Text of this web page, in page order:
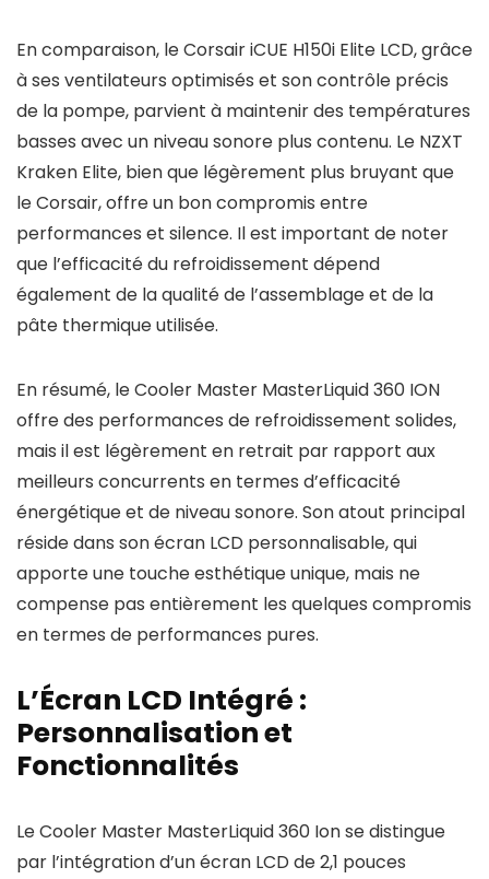
En comparaison, le Corsair iCUE H150i Elite LCD, grâce
à ses ventilateurs optimisés et son contrôle précis
de la pompe, parvient à maintenir des températures
basses avec un niveau sonore plus contenu. Le NZXT
Kraken Elite, bien que légèrement plus bruyant que
le Corsair, offre un bon compromis entre
performances et silence. Il est important de noter
que l’efficacité du refroidissement dépend
également de la qualité de l’assemblage et de la
pâte thermique utilisée.
En résumé, le Cooler Master MasterLiquid 360 ION
offre des performances de refroidissement solides,
mais il est légèrement en retrait par rapport aux
meilleurs concurrents en termes d’efficacité
énergétique et de niveau sonore. Son atout principal
réside dans son écran LCD personnalisable, qui
apporte une touche esthétique unique, mais ne
compense pas entièrement les quelques compromis
en termes de performances pures.
L’Écran LCD Intégré :
Personnalisation et
Fonctionnalités
Le Cooler Master MasterLiquid 360 Ion se distingue
par l’intégration d’un écran LCD de 2,1 pouces